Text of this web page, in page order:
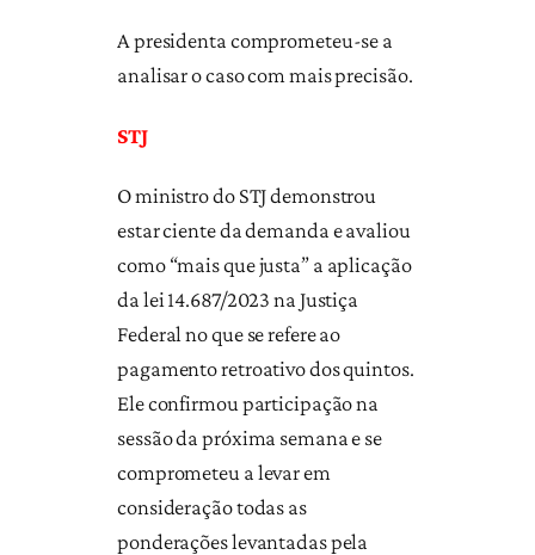
A presidenta comprometeu-se a
analisar o caso com mais precisão.
STJ
O ministro do STJ demonstrou
estar ciente da demanda e avaliou
como “mais que justa” a aplicação
da lei 14.687/2023 na Justiça
Federal no que se refere ao
pagamento retroativo dos quintos.
Ele confirmou participação na
sessão da próxima semana e se
comprometeu a levar em
consideração todas as
ponderações levantadas pela